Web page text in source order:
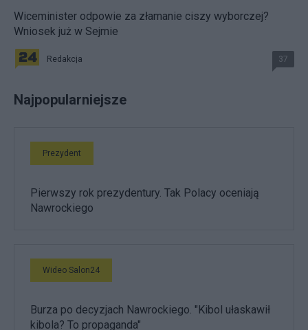
Wiceminister odpowie za złamanie ciszy wyborczej?
Wniosek już w Sejmie
Redakcja 37
Najpopularniejsze
Prezydent
Pierwszy rok prezydentury. Tak Polacy oceniają
Nawrockiego
Wideo Salon24
Burza po decyzjach Nawrockiego. "Kibol ułaskawił
kibola? To propaganda"